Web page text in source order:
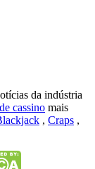
da indústria
cassino mais
, Craps ,